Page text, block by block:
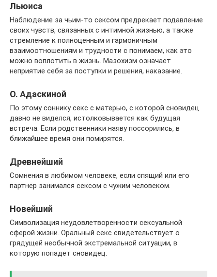
Льюиса
Наблюдение за чьим-то сексом предрекает подавление
своих чувств, связанных с интимной жизнью, а также
стремление к полноценным и гармоничным
взаимоотношениям и трудности с понимаем, как это
можно воплотить в жизнь. Мазохизм означает
неприятие себя за поступки и решения, наказание.
О. Адаскиной
По этому соннику секс с матерью, с которой сновидец
давно не виделся, истолковывается как будущая
встреча. Если родственники наяву поссорились, в
ближайшее время они помирятся.
Древнейший
Сомнения в любимом человеке, если спящий или его
партнёр занимался сексом с чужим человеком.
Новейший
Символизация неудовлетворенности сексуальной
сферой жизни. Оральный секс свидетельствует о
грядущей необычной экстремальной ситуации, в
которую попадет сновидец.